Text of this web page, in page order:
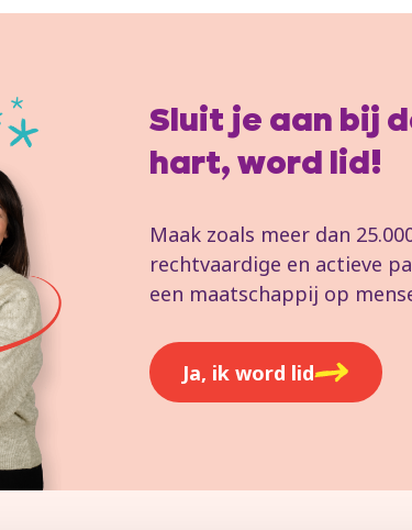
Sluit je aan bij
hart, word lid!
Maak zoals meer dan
rechtvaardige en actieve
een maatschappij op
Ja, ik word lid